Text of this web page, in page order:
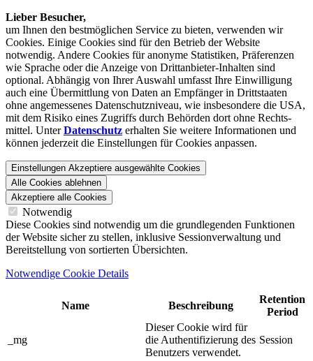
Lieber Besucher,
um Ihnen den best­möglichen Service zu bieten, verwenden wir
Cookies. Einige Cookies sind für den Betrieb der Website
notwendig. Andere Cookies für anonyme Statistiken, Präferenzen
wie Sprache oder die Anzeige von Dritt­anbieter-Inhalten sind
optional. Abhängig von Ihrer Auswahl umfasst Ihre Einwilligung
auch eine Übermittlung von Daten an Empfänger in Drittstaaten
ohne angemessenes Daten­schutz­niveau, wie insbesondere die USA,
mit dem Risiko eines Zugriffs durch Behörden dort ohne Rechts­
mittel. UnterDatenschutz erhalten Sie weitere Informationen und
können jederzeit die Einstellungen für Cookies anpassen.
Einstellungen Akzeptiere ausgewählte Cookies
Alle Cookies ablehnen
Akzeptiere alle Cookies
Notwendig
Diese Cookies sind notwendig um die grundlegenden Funktionen
der Website sicher zu stellen, inklusive Sessionverwaltung und
Bereitstellung von sortierten Übersichten.
Notwendige Cookie Details
Name Beschreibung
Retention
Period
_mg
Dieser Cookie wird für
die Authentifizierung des
Benutzers verwendet.
Session